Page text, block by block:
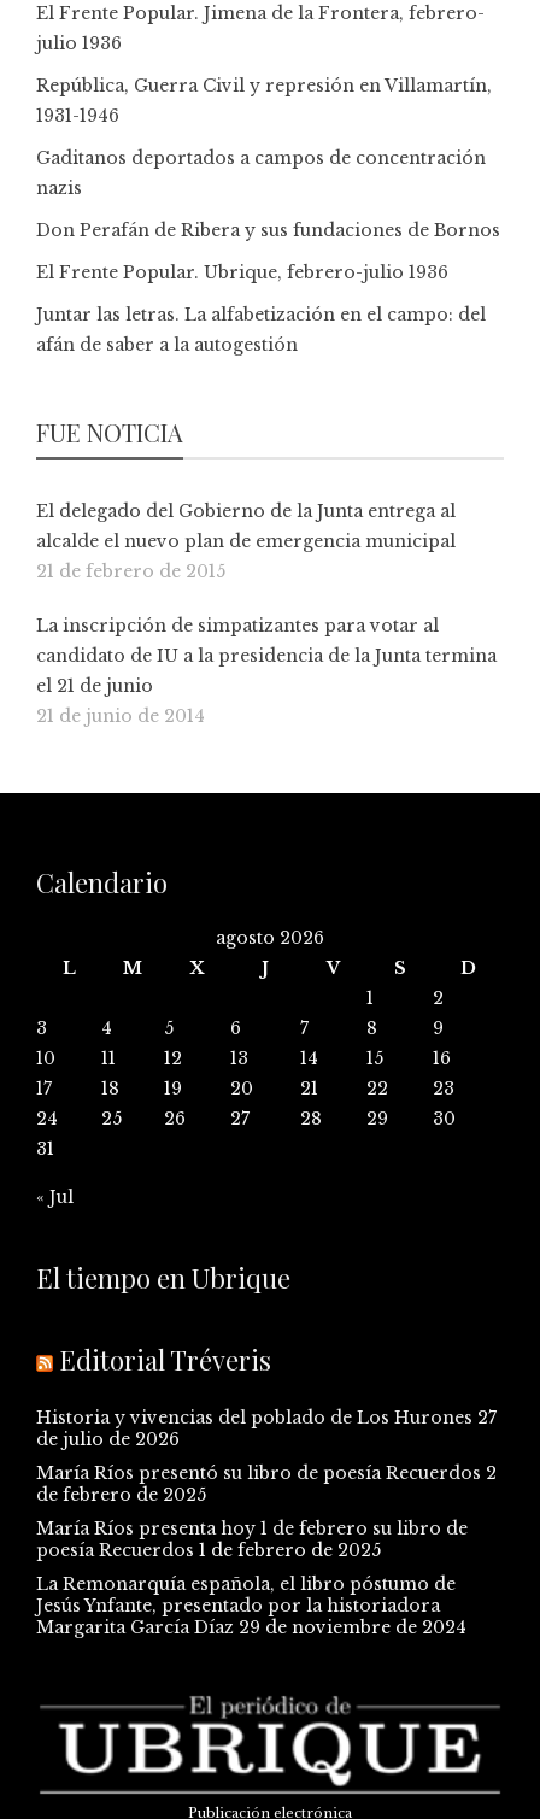
El Frente Popular. Jimena de la Frontera, febrero-
julio 1936
República, Guerra Civil y represión en Villamartín,
1931-1946
Gaditanos deportados a campos de concentración
nazis
Don Perafán de Ribera y sus fundaciones de Bornos
El Frente Popular. Ubrique, febrero-julio 1936
Juntar las letras. La alfabetización en el campo: del
afán de saber a la autogestión
FUE NOTICIA
El delegado del Gobierno de la Junta entrega al
alcalde el nuevo plan de emergencia municipal
21 de febrero de 2015
La inscripción de simpatizantes para votar al
candidato de IU a la presidencia de la Junta termina
el 21 de junio
21 de junio de 2014
Calendario
agosto 2026
L
M X J V S
D
1
2
3
4 5 6 7 8
9
10
11 12 13 14 15
16
17
18 19 20 21 22
23
24
25 26 27 28 29
30
31
« Jul
El tiempo en Ubrique
Editorial Tréveris
Historia y vivencias del poblado de Los Hurones 27
de julio de 2026
María Ríos presentó su libro de poesía Recuerdos 2
de febrero de 2025
María Ríos presenta hoy 1 de febrero su libro de
poesía Recuerdos 1 de febrero de 2025
La Remonarquía española, el libro póstumo de
Jesús Ynfante, presentado por la historiadora
Margarita García Díaz 29 de noviembre de 2024
Publicación electrónica